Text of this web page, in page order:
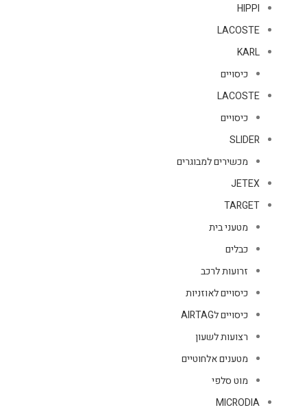
HIPPI
LACOSTE
KARL
כיסויים
LACOSTE
כיסויים
SLIDER
מכשירים למבוגרים
JETEX
TARGET
מטעני בית
כבלים
זרועות לרכב
כיסויים לאוזניות
כיסויים לAIRTAG
רצועות לשעון
מטענים אלחוטיים
מוט סלפי
MICRODIA